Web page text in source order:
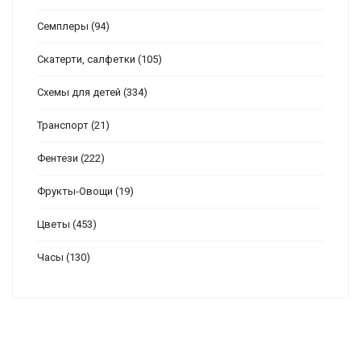
Семплеры (94)
Скатерти, салфетки (105)
Схемы для детей (334)
Транспорт (21)
Фентези (222)
Фрукты-Овощи (19)
Цветы (453)
Часы (130)